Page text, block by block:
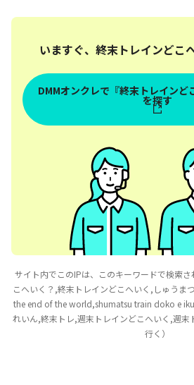
いますぐ、終末トレインどこ
DMMオンクレで『終末トレインど
を探す
サイト内でこのIPは、このキーワードで検索
こへいく？,終末トレインどこへいく,しゅうま
the end of the world,shumatsu train doko e
れいん,終末トレ,週末トレインどこへいく,週末
行く）